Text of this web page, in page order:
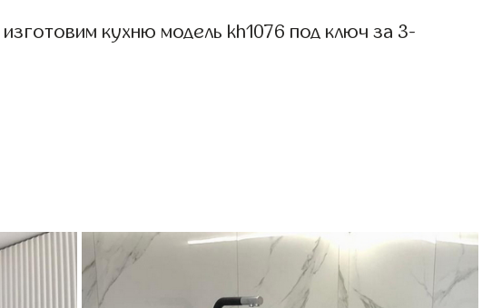
изготовим кухню модель kh1076 под ключ за 3-